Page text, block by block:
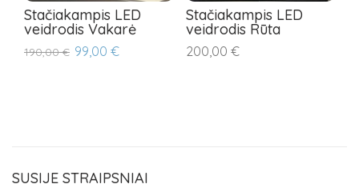
Stačiakampis LED
veidrodis Vakarė
190,00 € 99,00 €
Stačiakampis LED
veidrodis Rūta
200,00 €
SUSIJE STRAIPSNIAI